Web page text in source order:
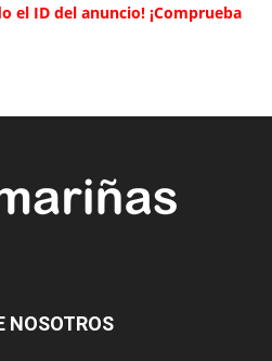
el ID del anuncio! ¡Comprueba
NOSOTROS